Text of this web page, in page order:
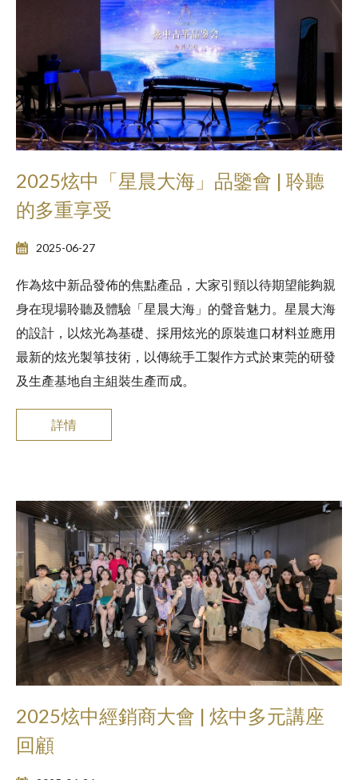
2025炫中「星晨大海」品鑒會 | 聆聽
的多重享受
2025-06-27
作為炫中新品發佈的焦點產品，大家引頸以待期望能夠親
身在現場聆聽及體驗「星晨大海」的聲音魅力。星晨大海
的設計，以炫光為基礎、採用炫光的原裝進口材料並應用
最新的炫光製箏技術，以傳統手工製作方式於東莞的研發
及生產基地自主組裝生產而成。
詳情
2025炫中經銷商大會 | 炫中多元講座
回顧